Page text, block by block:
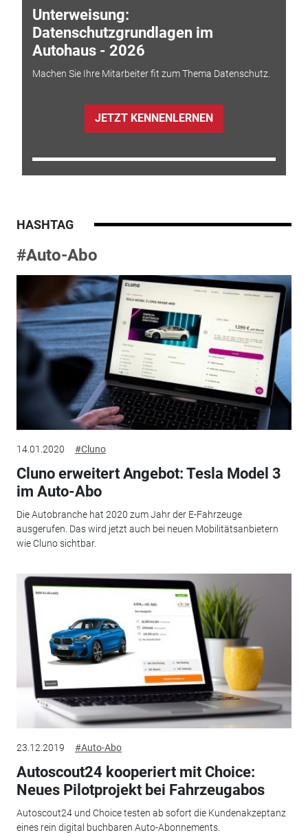
Unterweisung:
Datenschutzgrundlagen im
Autohaus - 2026
Machen Sie Ihre Mitarbeiter fit zum Thema Datenschutz.
JETZT KENNENLERNEN
HASHTAG
#Auto-Abo
14.01.2020 #Cluno
Cluno erweitert Angebot: Tesla Model 3
im Auto-Abo
Die Autobranche hat 2020 zum Jahr der E-Fahrzeuge
ausgerufen. Das wird jetzt auch bei neuen Mobilitätsanbietern
wie Cluno sichtbar.
23.12.2019 #Auto-Abo
Autoscout24 kooperiert mit Choice:
Neues Pilotprojekt bei Fahrzeugabos
Autoscout24 und Choice testen ab sofort die Kundenakzeptanz
eines rein digital buchbaren Auto-Abonnements.